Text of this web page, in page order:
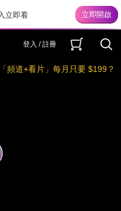
立即看
登入 / 註冊
「頻道+看片」每月只要 $199？